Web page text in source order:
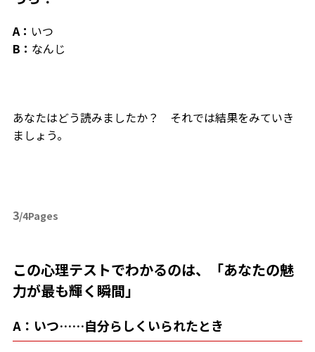
A： いつ
B： なんじ
あなたはどう読みましたか？ それでは結果をみていき
ましょう。
3/4Pages
この心理テストでわかるのは、「あなたの魅
力が最も輝く瞬間」
A：いつ……自分らしくいられたとき